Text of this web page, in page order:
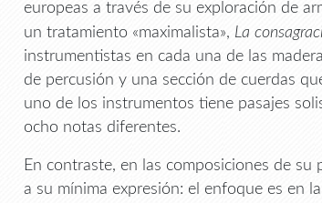
europeas a través de su exploración de
un tratamiento «maximalista», La
instrumentistas en cada una de las
de percusión y una sección de cuerdas
uno de los instrumentos tiene pasajes
ocho notas diferentes.
En contraste, en las composiciones de su
a su mínima expresión: el enfoque es en